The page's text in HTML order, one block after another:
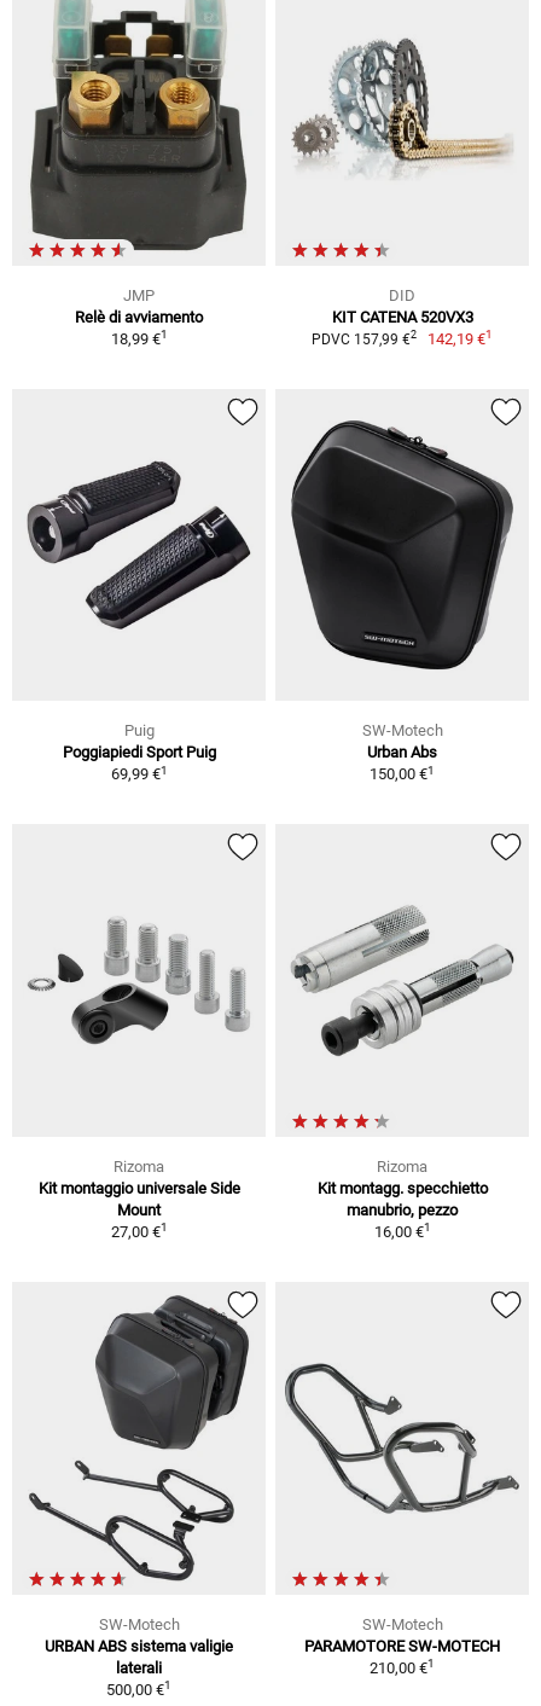
JMP
Relè di avviamento
18,99 €1
DID
KIT CATENA 520VX3
PDVC 157,99 €2 142,19 €1
Puig
Poggiapiedi Sport Puig
69,99 €1
SW-Motech
Urban Abs
150,00 €1
Rizoma
Kit montaggio universale Side
Mount
27,00 €1
Rizoma
Kit montagg. specchietto
manubrio, pezzo
16,00 €1
SW-Motech
URBAN ABS sistema valigie
laterali
500,00 €1
SW-Motech
PARAMOTORE SW-MOTECH
210,00 €1